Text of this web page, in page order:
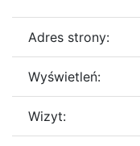
Adres strony:
Wyświetleń:
Wizyt: